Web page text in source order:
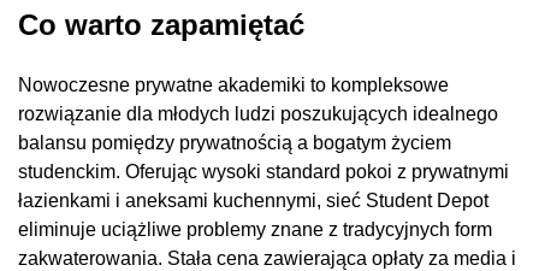
Co warto zapamiętać
Nowoczesne prywatne akademiki to kompleksowe
rozwiązanie dla młodych ludzi poszukujących idealnego
balansu pomiędzy prywatnością a bogatym życiem
studenckim. Oferując wysoki standard pokoi z prywatnymi
łazienkami i aneksami kuchennymi, sieć Student Depot
eliminuje uciążliwe problemy znane z tradycyjnych form
zakwaterowania. Stała cena zawierająca opłaty za media i